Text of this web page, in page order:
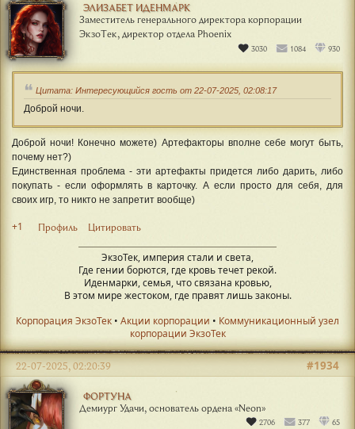
ЭЛИЗАБЕТ ИДЕНМАРК
Заместитель генерального директора корпорации
ЭкзоТек, директор отдела Phoenix
3030 1084 930
Цитата: Интересующийся гость от 22-07-2025, 02:08:17
Доброй ночи.
Доброй ночи! Конечно можете) Артефакторы вполне себе могут быть,
почему нет?)
Единственная проблема - эти артефакты придется либо дарить, либо
покупать - если оформлять в карточку. А если просто для себя, для
своих игр, то никто не запретит вообще)
+1 Профиль Цитировать
ЭкзоТек, империя стали и света,
Где гении борются, где кровь течет рекой.
Иденмарки, семья, что связана кровью,
В этом мире жестоком, где правят лишь законы.
Корпорация ЭкзоТек • Акции корпорации • Коммуникационный узел
корпорации ЭкзоТек
ФОРТУНА
Демиург Удачи, основатель ордена «‎Neon»
2706 377 65
#1934
22-07-2025, 02:20:39